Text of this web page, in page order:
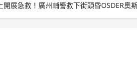
開展急救！廣州輔警救下街頭昏OSDER奧